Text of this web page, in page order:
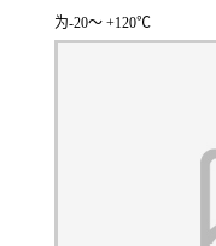
为-20～ +120℃